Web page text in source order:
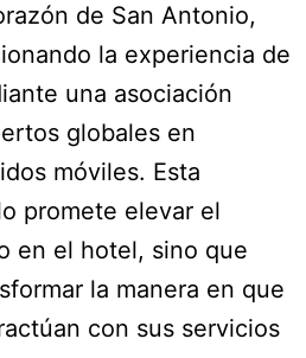
de San Antonio,
la experiencia de
una asociación
globales en
móviles. Esta
promete elevar el
en el hotel, sino que
la manera en que
con sus servicios